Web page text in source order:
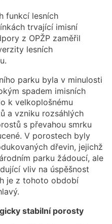
funkcí lesních
trvající imisní
z OPŽP zaměřil
lesních
parku byla v minulosti
spadem imisních
k velkoplošnému
a vzniku rozsáhlých
s převahou smrku
V porostech byly
dřevin, jejichž
parku žádoucí, ale
vliv na úspěšnost
je z tohoto období
stabilní porosty